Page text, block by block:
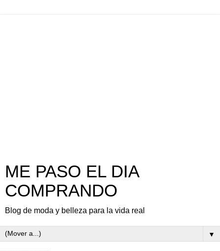
ME PASO EL DIA
COMPRANDO
Blog de moda y belleza para la vida real
▼